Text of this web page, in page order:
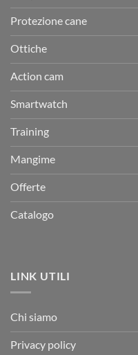
Protezione cane
Ottiche
Action cam
Smartwatch
Training
Mangime
Offerte
Catalogo
LINK UTILI
Chi siamo
Privacy policy